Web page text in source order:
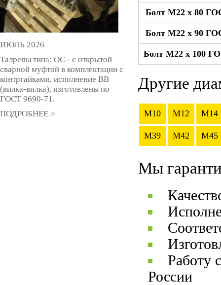
Болт М22 x 80
Болт М22 x 90
Болт М22 x 100
Другие
M10 M12 M14
M39 M42 M45
Мы
Работу
России
ИЮЛЬ 2026
Талрепы типа: ОС - с открытой
сварной муфтой в комплектации с
контргайками, исполнение ВВ
(вилка-вилка), изготовлены по
ГОСТ 9690-71.
ПОДРОБНЕЕ >